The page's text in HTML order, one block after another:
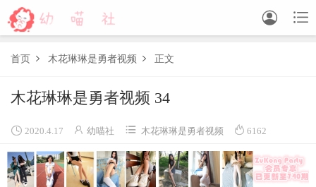


森萝财团
BETA FREE LOVEPLUS R15 SSR X
森萝财团视频
首页  木花琳琳是勇者视频  正文
木花琳琳是勇者视频 34
 2020.4.17  幼喵社  木花琳琳是勇者视频  6162